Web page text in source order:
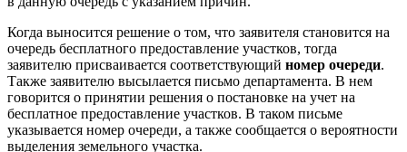
Когда выносится решение о том, что заявителя становится на
очередь бесплатного предоставление участков, тогда
заявителю присваивается соответствующий номер очереди.
Также заявителю высылается письмо департамента. В нем
говорится о принятии решения о постановке на учет на
бесплатное предоставление участков. В таком письме
указывается номер очереди, а также сообщается о вероятности
выделения земельного участка.